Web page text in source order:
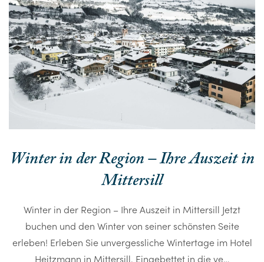
Winter in der Region – Ihre Auszeit in
Mittersill
Winter in der Region – Ihre Auszeit in Mittersill Jetzt
buchen und den Winter von seiner schönsten Seite
erleben! Erleben Sie unvergessliche Wintertage im Hotel
Heitzmann in Mittersill. Eingebettet in die ve…